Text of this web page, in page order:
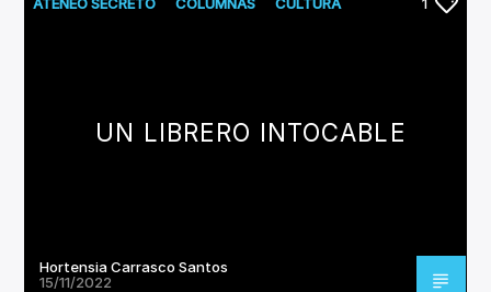
UN LIBRERO INTOCABLE
Hortensia Carrasco Santos
15/11/2022